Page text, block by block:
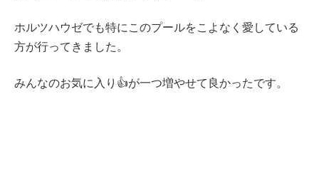
ホルツハウゼでも特にこのプールをこよなく愛している
方が行ってきました。
みんなのお気に入り👍が一つ増やせて良かったです。